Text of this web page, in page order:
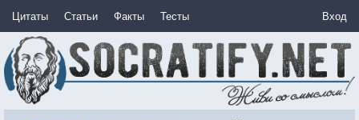
Цитаты Статьи Факты Тесты Вход